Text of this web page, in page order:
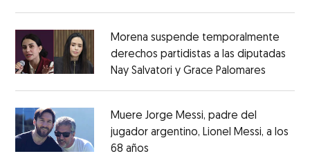
Morena suspende temporalmente
derechos partidistas a las diputadas
Nay Salvatori y Grace Palomares
Muere Jorge Messi, padre del
jugador argentino, Lionel Messi, a los
68 años